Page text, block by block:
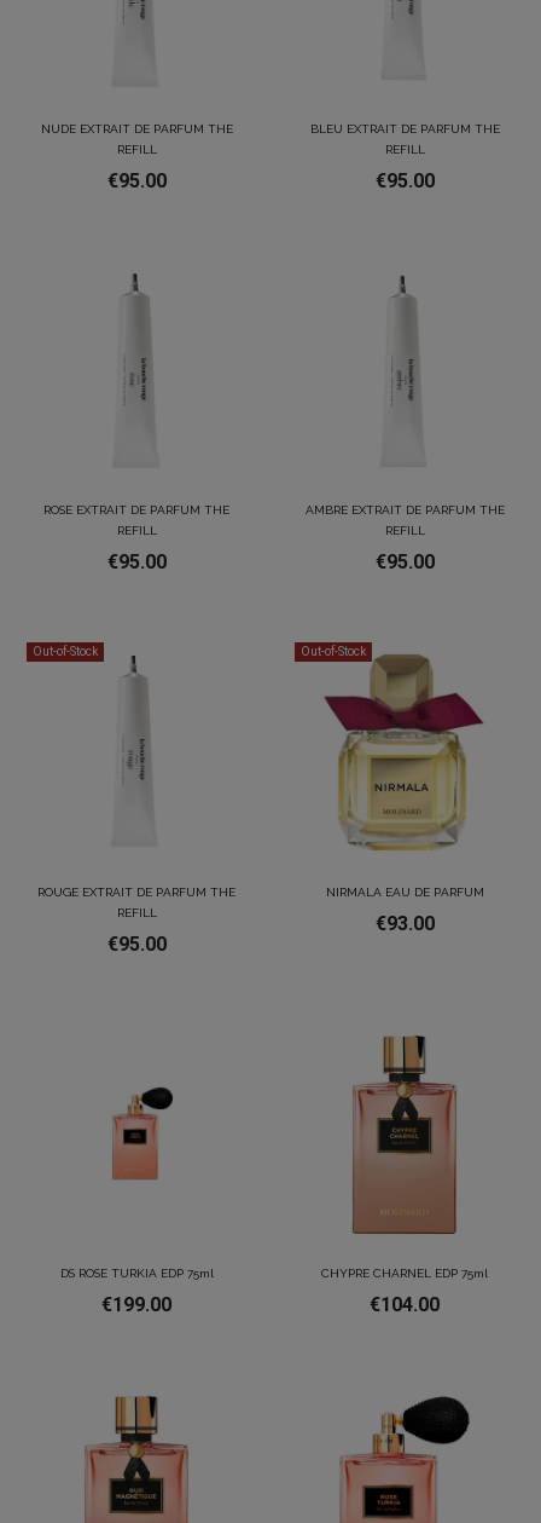
NUDE EXTRAIT DE PARFUM THE
REFILL
€95.00
BLEU EXTRAIT DE PARFUM THE
REFILL
€95.00
ROSE EXTRAIT DE PARFUM THE
REFILL
€95.00
AMBRE EXTRAIT DE PARFUM THE
REFILL
€95.00
Out-of-Stock
ROUGE EXTRAIT DE PARFUM THE
REFILL
€95.00
Out-of-Stock
NIRMALA EAU DE PARFUM
€93.00
DS ROSE TURKIA EDP 75ml
€199.00
CHYPRE CHARNEL EDP 75ml
€104.00